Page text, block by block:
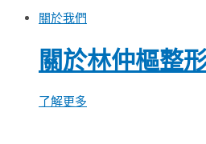
關於我們
關於林仲樞整
了解更多